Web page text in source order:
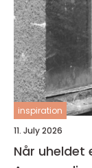
inspiration
11. July 2026
Når uheldet